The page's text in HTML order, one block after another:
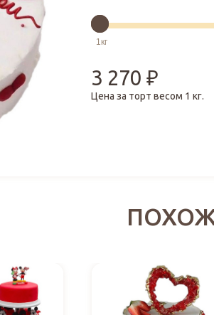
3 270₽
Цена за торт весом 1 кг.